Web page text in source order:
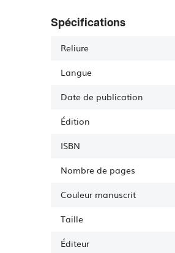
Spécifications
Reliure
Langue
Date de publication
Édition
ISBN
Nombre de pages
Couleur manuscrit
Taille
Éditeur